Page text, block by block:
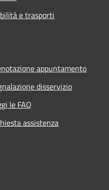
e trasporti
appuntamento
disservizio
le FAQ
assistenza